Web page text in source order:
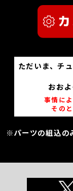
ただいま、チ
おおよ
事情に
その
※パーツの組込の